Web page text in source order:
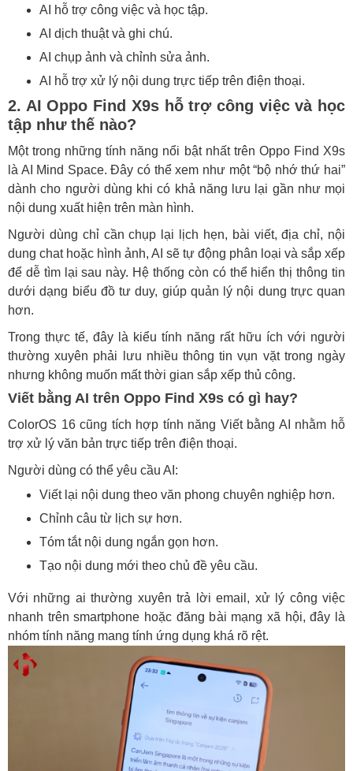
AI hỗ trợ công việc và học tập.
AI dịch thuật và ghi chú.
AI chụp ảnh và chỉnh sửa ảnh.
AI hỗ trợ xử lý nội dung trực tiếp trên điện thoại.
2. AI Oppo Find X9s hỗ trợ công việc và học
tập như thế nào?
Một trong những tính năng nổi bật nhất trên Oppo Find X9s
là AI Mind Space. Đây có thể xem như một “bộ nhớ thứ hai”
dành cho người dùng khi có khả năng lưu lại gần như mọi
nội dung xuất hiện trên màn hình.
Người dùng chỉ cần chụp lại lịch hẹn, bài viết, địa chỉ, nội
dung chat hoặc hình ảnh, AI sẽ tự động phân loại và sắp xếp
để dễ tìm lại sau này. Hệ thống còn có thể hiển thị thông tin
dưới dạng biểu đồ tư duy, giúp quản lý nội dung trực quan
hơn.
Trong thực tế, đây là kiểu tính năng rất hữu ích với người
thường xuyên phải lưu nhiều thông tin vụn vặt trong ngày
nhưng không muốn mất thời gian sắp xếp thủ công.
Viết bằng AI trên Oppo Find X9s có gì hay?
ColorOS 16 cũng tích hợp tính năng Viết bằng AI nhằm hỗ
trợ xử lý văn bản trực tiếp trên điện thoại.
Người dùng có thể yêu cầu AI:
Viết lại nội dung theo văn phong chuyên nghiệp hơn.
Chỉnh câu từ lịch sự hơn.
Tóm tắt nội dung ngắn gọn hơn.
Tạo nội dung mới theo chủ đề yêu cầu.
Với những ai thường xuyên trả lời email, xử lý công việc
nhanh trên smartphone hoặc đăng bài mạng xã hội, đây là
nhóm tính năng mang tính ứng dụng khá rõ rệt.